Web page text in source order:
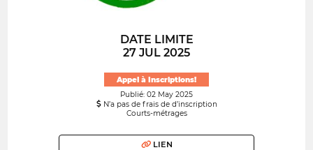
DATE LIMITE
27 JUL 2025
Appel à Inscriptions!
Publié: 02 May 2025
N’a pas de frais de d’inscription
Courts-métrages
LIEN